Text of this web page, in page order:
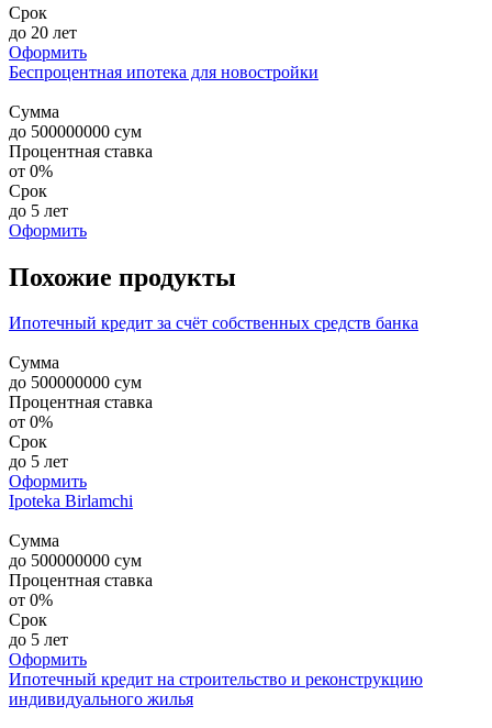
Срок
до 20 лет
Оформить
Беспроцентная ипотека для новостройки
Сумма
до 500000000 сум
Процентная ставка
от 0%
Срок
до 5 лет
Оформить
Похожие продукты
Ипотечный кредит за счёт собственных средств банка
Сумма
до 500000000 сум
Процентная ставка
от 0%
Срок
до 5 лет
Оформить
Ipoteka Birlamchi
Сумма
до 500000000 сум
Процентная ставка
от 0%
Срок
до 5 лет
Оформить
Ипотечный кредит на строительство и реконструкцию
индивидуального жилья